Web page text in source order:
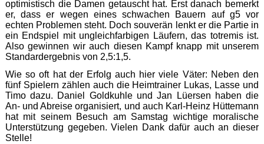
optimistisch die Damen getauscht hat. Erst danach bemerkt
er, dass er wegen eines schwachen Bauern auf g5 vor
echten Problemen steht. Doch souverän lenkt er die Partie in
ein Endspiel mit ungleichfarbigen Läufern, das totremis ist.
Also gewinnen wir auch diesen Kampf knapp mit unserem
Standardergebnis von 2,5:1,5.
Wie so oft hat der Erfolg auch hier viele Väter: Neben den
fünf Spielern zählen auch die Heimtrainer Lukas, Lasse und
Timo dazu. Daniel Goldkuhle und Jan Lüersen haben die
An- und Abreise organisiert, und auch Karl-Heinz Hüttemann
hat mit seinem Besuch am Samstag wichtige moralische
Unterstützung gegeben. Vielen Dank dafür auch an dieser
Stelle!